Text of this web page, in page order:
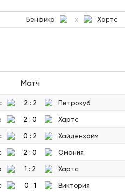
Бенфика x Хартс
Матч
2 : 2 Петрокуб
2 : 0 Хартс
0 : 2 Хайденхайм
2 : 0 Омония
1 : 2 Хартс
0 : 1 Виктория